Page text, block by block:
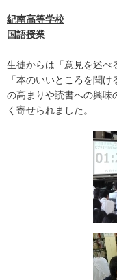
紀南高等学校
国語授業
生徒からは「意見を述べ
「本のいいところを聞
の高まりや読書への興味
く寄せられました。